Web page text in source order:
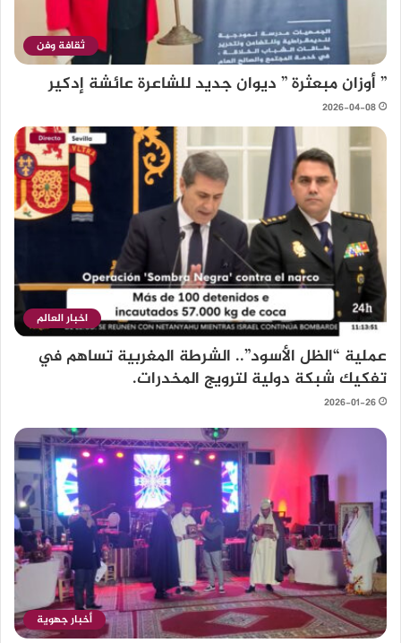
ثقافة وفن
” أوزان مبعثرة ” ديوان جديد للشاعرة عائشة إدكير
2026-04-08
اخبار العالم
عملية “الظل الأسود”.. الشرطة المغربية تساهم في
تفكيك شبكة دولية لترويج المخدرات.
2026-01-26
أخبار جهوية